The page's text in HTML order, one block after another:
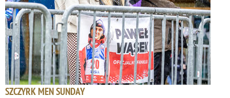
SZCZYRK MEN SUNDAY